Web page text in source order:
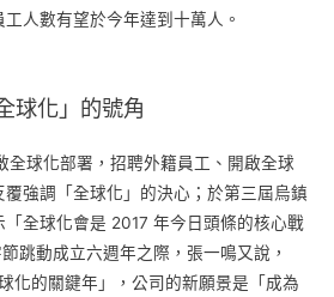
人數有望於今年達到十萬人。
球化」的號角
全球化部署，招聘外籍員工、開啟全球
強調「全球化」的決心；於第三屆烏鎮
全球化會是 2017 年今日頭條的核心戰
跳動成立六週年之際，張一鳴又說，
化的關鍵年」，公司的新願景是「成為